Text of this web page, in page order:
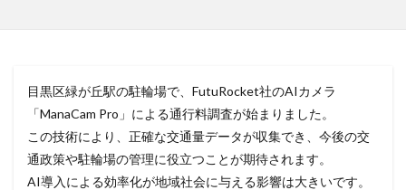
目黒区緑が丘駅の駐輪場で、FutuRocket社のAIカメラ
「ManaCam Pro」による通行料調査が始まりました。
この技術により、正確な交通量データが収集でき、今後の交
通政策や駐輪場の管理に役立つことが期待されます。
AI導入による効率化が地域社会に与える影響は大きいです。